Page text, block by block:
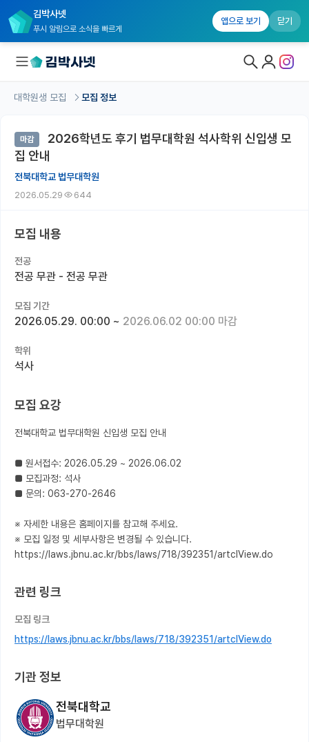
김박사넷
푸시 알림으로 소식을 빠르게
앱으로 보기 닫기
대학원생 모집 홈
기관별 모집 정보
연구실별 모집 정보
전공별 모집 정보
국내대학원 정보
연구실&오픈랩
커리어
재팬라운지 🌸
대학원생 모집 모집 정보
마감
2026학년도 후기 법무대학원 석사학위 신입생 모
집 안내
전북대학교 법무대학원
2026.05.29 644
모집 내용
전공
전공 무관 - 전공 무관
모집 기간
2026.05.29. 00:00 ~ 2026.06.02 00:00 마감
학위
석사
모집 요강
전북대학교 법무대학원 신입생 모집 안내
■ 원서접수: 2026.05.29 ~ 2026.06.02
■ 모집과정: 석사
■ 문의: 063-270-2646
※ 자세한 내용은 홈페이지를 참고해 주세요.
※ 모집 일정 및 세부사항은 변경될 수 있습니다.
https://laws.jbnu.ac.kr/bbs/laws/718/392351/artclView.do
관련 링크
모집 링크
https://laws.jbnu.ac.kr/bbs/laws/718/392351/artclView.do
기관 정보
전북대학교
법무대학원